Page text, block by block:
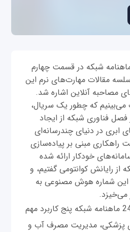
سرمقاله شماره 246 ماهنامه شبکه در قسمت چهارم
مقالات مهارت‌های نرم این
مصاحبه آنلاین اشاره شد.
می‌بینیم که چطور یک سریال،
فصل فناوری شبکه از ایجاد
در دنیای چندرسانه‌ای
راهکاری مبنی بر پیاده‌سازی
خودکار ارائه شده
رایانش کوانتومی گفتیم، و
این شماره هوش مصنوعی به
می‌خیزد.
در پرونده ویژه شماره 246 ماهنامه شبکه پنج کاربرد مهم
پزشکی، مدیریت مصرف آب و